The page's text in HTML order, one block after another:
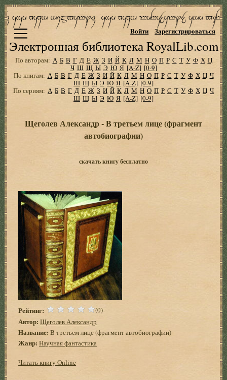
Электронная библиотека RoyalLib.com
Войти Зарегистрироваться
По авторам: А Б В Г Д Е Ж З И Й К Л М Н О П Р С Т У Ф Х Ц
Ч Ш Щ Ы Э Ю Я [A-Z] [0-9]
По книгам: А Б В Г Д Е Ж З И Й К Л М Н О П Р С Т У Ф Х Ц Ч
Ш Щ Ы Э Ю Я [A-Z] [0-9]
По сериям: А Б В Г Д Е Ж З И Й К Л М Н О П Р С Т У Ф Х Ц Ч
Ш Щ Ы Э Ю Я [A-Z] [0-9]
Щеголев Александр - В третьем лице (фрагмент
автобиографии)
скачать книгу бесплатно
Рейтинг: (0)
Автор: Щеголев Александр
Название: В третьем лице (фрагмент автобиографии)
Жанр: Научная фантастика
Читать книгу Online